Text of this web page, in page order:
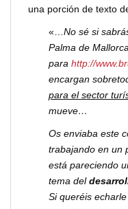
una porción de texto
«…No sé si
Palma de
para http://
encargan
para el sector
mueve…
Os enviaba este
trabajando en un
está pareciendo
tema del
Si queréis